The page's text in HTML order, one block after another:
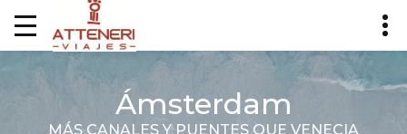
Ámsterdam
MÁS CANALES Y PUENTES QUE VENECIA